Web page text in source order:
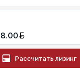
Рассчитать лизинг